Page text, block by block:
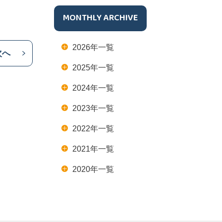
へ
MONTHLY ARCHIVE
2026年一覧
2025年一覧
2024年一覧
2023年一覧
2022年一覧
2021年一覧
2020年一覧